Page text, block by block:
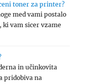
toner za printer?
med vami postalo
ki vam sicer vzame
in učinkovita
pridobiva na